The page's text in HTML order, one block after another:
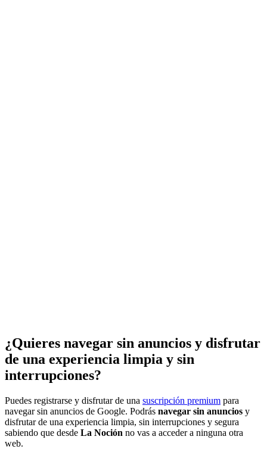
¿Quieres navegar sin anuncios y disfrutar
de una experiencia limpia y sin
interrupciones?
Puedes registrarse y disfrutar de una suscripción premium para
navegar sin anuncios de Google. Podrás navegar sin anuncios y
disfrutar de una experiencia limpia, sin interrupciones y segura
sabiendo que desde La Noción no vas a acceder a ninguna otra
web.